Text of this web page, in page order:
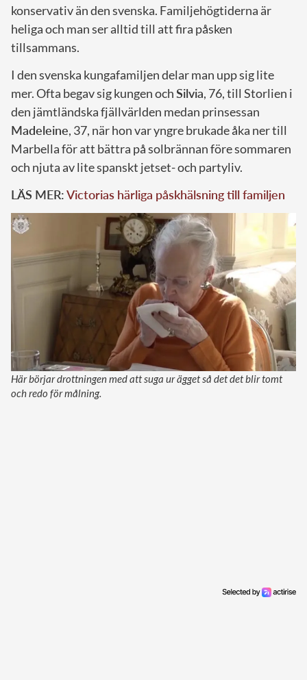
konservativ än den svenska. Familjehögtiderna är
heliga och man ser alltid till att fira påsken
tillsammans.
I den svenska kungafamiljen delar man upp sig lite
mer. Ofta begav sig kungen ochSilvia, 76, till Storlien i
den jämtländska fjällvärlden medan prinsessan
Madeleine, 37, när hon var yngre brukade åka ner till
Marbella för att bättra på solbrännan före sommaren
och njuta av lite spanskt jetset- och partyliv.
LÄS MER:Victorias härliga påskhälsning till familjen
Här börjar drottningen med att suga ur ägget så det det blir tomt
och redo för målning.